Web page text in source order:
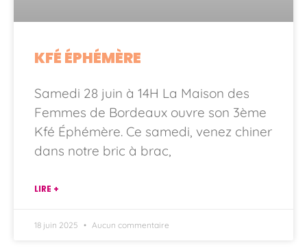
KFÉ ÉPHÉMÈRE
Samedi 28 juin à 14H La Maison des
Femmes de Bordeaux ouvre son 3ème
Kfé Éphémère. Ce samedi, venez chiner
dans notre bric à brac,
LIRE +
18 juin 2025 Aucun commentaire